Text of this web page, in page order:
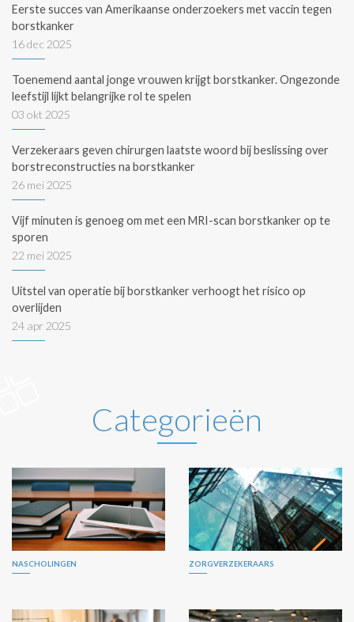
Eerste succes van Amerikaanse onderzoekers met vaccin tegen
borstkanker
16 dec 2025
Toenemend aantal jonge vrouwen krijgt borstkanker. Ongezonde
leefstijl lijkt belangrijke rol te spelen
03 okt 2025
Verzekeraars geven chirurgen laatste woord bij beslissing over
borstreconstructies na borstkanker
26 mei 2025
Vijf minuten is genoeg om met een MRI-scan borstkanker op te
sporen
22 mei 2025
Uitstel van operatie bij borstkanker verhoogt het risico op
overlijden
24 apr 2025
Categorieën
NASCHOLINGEN ZORGVERZEKERAARS